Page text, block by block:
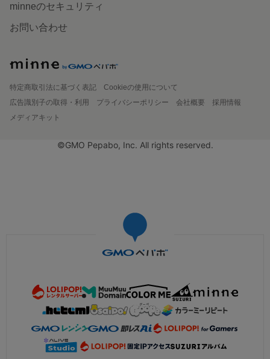
minneのセキュリティ
お問い合わせ
特定商取引法に基づく表記
Cookieの使用について
広告識別子の取得・利用
プライバシーポリシー 会社概要
採用情報
メディアキット
©GMO Pepabo, Inc. All rights reserved.